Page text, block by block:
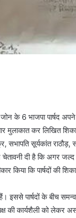
के 6 भाजपा पार्षद अपने
मुलाकात कर लिखित
सभापति सूर्यकांत
चेतावनी दी है कि अगर
किया कि पार्षदों की
इससे पार्षदों के बीच
की कार्यशैली को लेकर